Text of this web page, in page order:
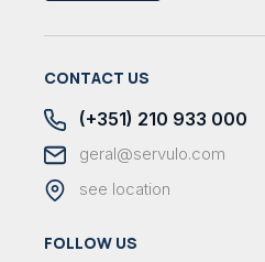
CONTACT US
(+351) 210 933 000
geral@servulo.com
see location
FOLLOW US